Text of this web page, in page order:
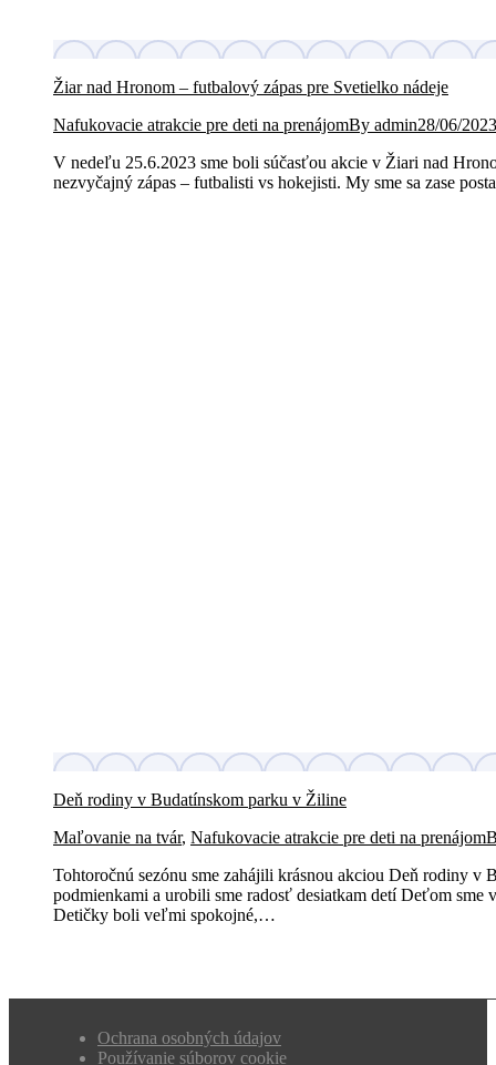
Žiar nad Hronom – futbalový zápas pre Svetielko nádeje
Nafukovacie atrakcie pre deti na prenájomBy admin28/06/2023
V nedeľu 25.6.2023 sme boli súčasťou akcie v Žiari nad
nezvyčajný zápas – futbalisti vs hokejisti. My sme sa zase
Deň rodiny v Budatínskom parku v Žiline
Maľovanie na tvár, Nafukovacie atrakcie pre deti na prenájom
Tohtoročnú sezónu sme zahájili krásnou akciou Deň rodiny
podmienkami a urobili sme radosť desiatkam detí Deťom
Detičky boli veľmi spokojné,…
Ochrana osobných údajov
Používanie súborov cookie